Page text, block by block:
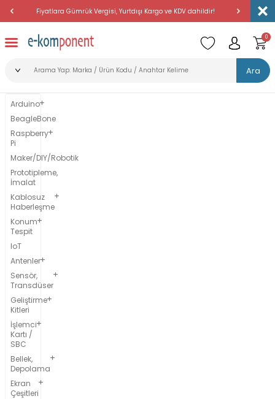
Fiyatlara Gümrük Vergisi, Yurtdışı Kargo ve KDV dahildir!
Ara
0
Arduino
BeagleBone
Raspberry
Pi
Maker/DIY/Robotik
Prototipleme,
İmalat
Kablosuz
Haberleşme
Konum
Tespit
IoT
Antenler
Sensör,
Transdüser
Geliştirme
Kitleri
İşlemci
Kartı /
SBC
Bellek,
Depolama
Ekran
Çeşitleri